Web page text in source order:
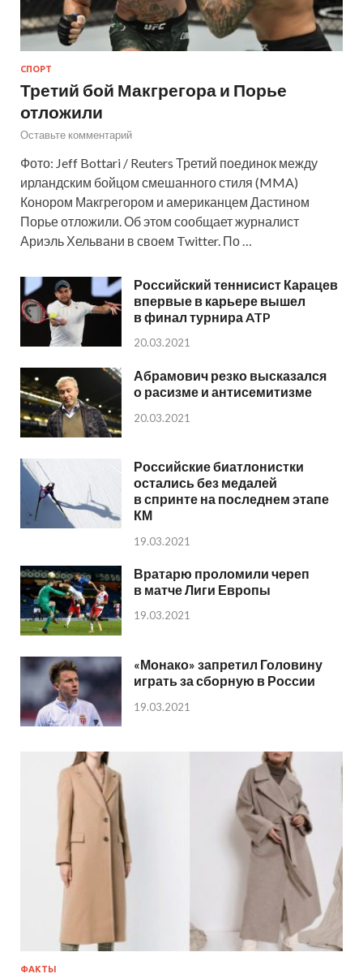
СПОРТ
Третий бой Макгрегора и Порье
отложили
Оставьте комментарий
Фото: Jeff Bottari / Reuters Третий поединок между
ирландским бойцом смешанного стиля (MMA)
Конором Макгрегором и американцем Дастином
Порье отложили. Об этом сообщает журналист
Ариэль Хельвани в своем Twitter. По …
Российский теннисист Карацев
впервые в карьере вышел
в финал турнира ATP
20.03.2021
Абрамович резко высказался
о расизме и антисемитизме
20.03.2021
Российские биатлонистки
остались без медалей
в спринте на последнем этапе
КМ
19.03.2021
Вратарю проломили череп
в матче Лиги Европы
19.03.2021
«Монако» запретил Головину
играть за сборную в России
19.03.2021
ФАКТЫ